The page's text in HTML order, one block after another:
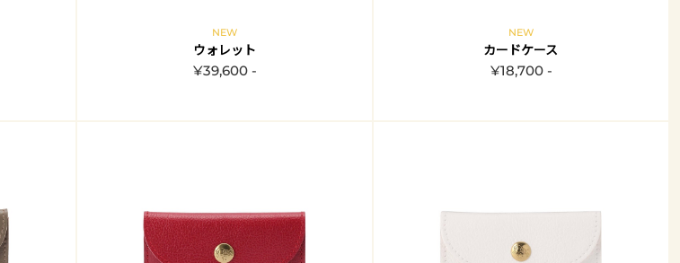
NEW
ウォレット
¥39,600 -
NEW
カードケース
¥18,700 -